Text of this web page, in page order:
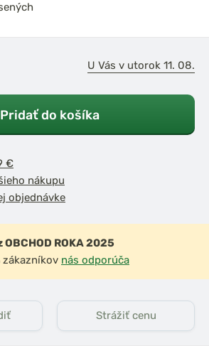
U Vás v utorok 11. 08.
Pridať do košíka
€
nákupu
objednávke
OBCHOD ROKA 2025
zákazníkov nás odporúča
Strážiť cenu